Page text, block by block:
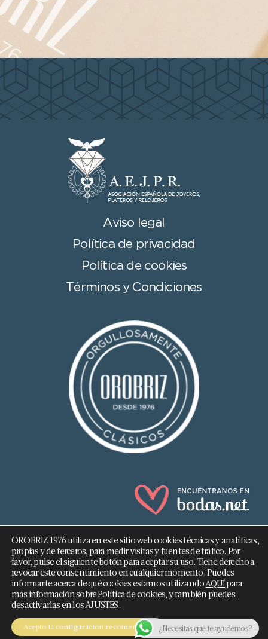
Aviso legal
Política de privacidad
Política de cookies
Términos y Condiciones
682 293 876
info@orobriz.es
OROBRIZ 1976 - 2026 ©
OROBRIZ 1976 utiliza en este sitio web cookies técnicas y analíticas,
propias y de terceros, para medir visitas y fuentes de tráfico. Por
favor, pulse el siguiente botón para aceptar su uso. Tiene derecho a
revocar este consentimiento en cualquier momento. Puedes
informarte acerca de qué cookies estamos utilizandoAQUÍpara
más información sobre Política de cookies, y también puedes
desactivarlas en losAJUSTES.
Acepto la configuración recomendada ¿Necesitas que te ayudemos?